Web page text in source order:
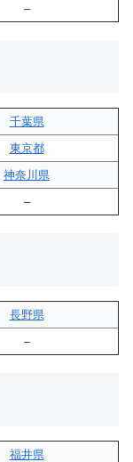
–
千葉県
東京都
神奈川県
–
長野県
–
福井県